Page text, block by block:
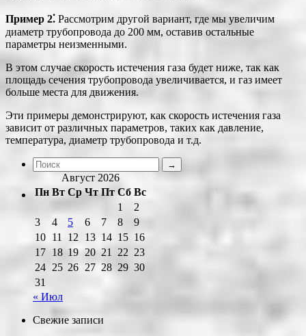
Пример 2⁚ Рассмотрим другой вариант, где мы увеличим
диаметр трубопровода до 200 мм, оставив остальные
параметры неизменными.
В этом случае скорость истечения газа будет ниже, так как
площадь сечения трубопровода увеличивается, и газ имеет
больше места для движения.
Эти примеры демонстрируют, как скорость истечения газа
зависит от различных параметров, таких как давление,
температура, диаметр трубопровода и т.д.
Август 2026
Пн Вт Ср Чт Пт Сб Вс
1
2
3
4 5 6 7 8
9
10 11 12 13 14 15 16
17 18 19 20 21 22 23
24 25 26 27 28 29 30
31
« Июл
Свежие записи